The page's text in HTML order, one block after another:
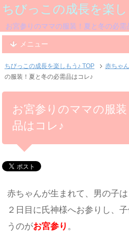
ちびっこの成長を楽
お宮参りのママの服装！夏と冬の必需
メニュー
ちびっこの成長を楽しもう♪ TOP 赤ちゃ
の服装！夏と冬の必需品はコレ♪
お宮参りのママの服
品はコレ♪
赤ちゃんが生まれて、男の子
２日目に氏神様へお参りし、
うのがお宮参り 。